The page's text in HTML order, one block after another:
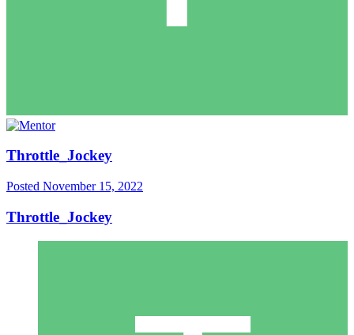
Throttle_Jockey
Posted November 15, 2022
Throttle_Jockey